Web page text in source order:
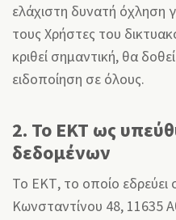
ελάχιστη δυνατή όχληση
τους Χρήστες του
κριθεί σημαντική, θα
ειδοποίηση σε όλους.
2. Το ΕΚΤ ως
δεδομένων
Το ΕΚΤ, το οποίο εδρεύει
Κωνσταντίνου 48, 11635